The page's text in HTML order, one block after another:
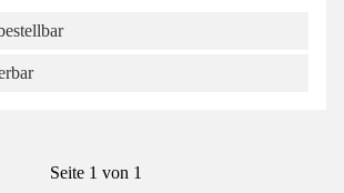
Seite 1 von 1